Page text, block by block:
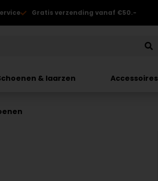
Gratis verzending vanaf €50.-
& laarzen Accessoires